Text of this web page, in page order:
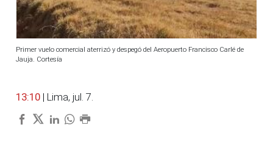
Primer vuelo comercial aterrizó y despegó del Aeropuerto Francisco Carlé de
Jauja. Cortesía
13:10 | Lima, jul. 7.